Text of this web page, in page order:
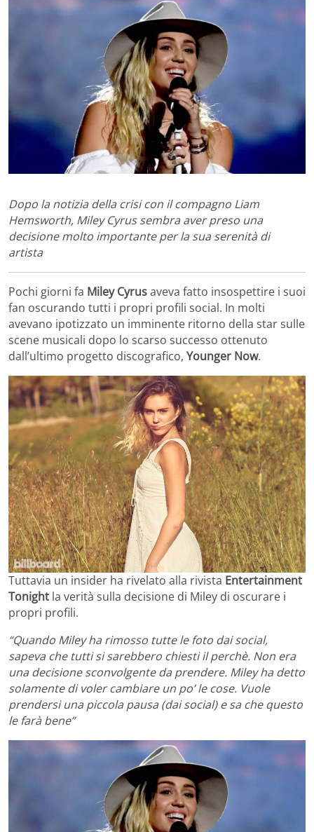
Dopo la notizia della crisi con il compagno Liam
Hemsworth, Miley Cyrus sembra aver preso una
decisione molto importante per la sua serenità di
artista
Pochi giorni fa Miley Cyrusaveva fatto insospettire i suoi
fan oscurando tutti i propri profili social. In molti
avevano ipotizzato un imminente ritorno della star sulle
scene musicali dopo lo scarso successo ottenuto
dall’ultimo progetto discografico, Younger Now.
Tuttavia un insider ha rivelato alla rivista Entertainment
Tonight la verità sulla decisione di Miley di oscurare i
propri profili.
“Quando Miley ha rimosso tutte le foto dai social,
sapeva che tutti si sarebbero chiesti il perchè. Non era
una decisione sconvolgente da prendere. Miley ha detto
solamente di voler cambiare un po’ le cose. Vuole
prendersi una piccola pausa (dai social) e sa che questo
le farà bene”